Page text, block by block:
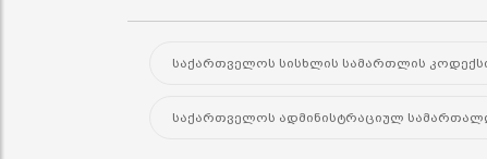
საქართველოს სისხლის სამართლის
საქართველოს ადმინისტრაციულ